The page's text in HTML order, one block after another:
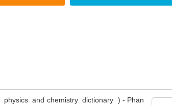
physics and chemistry dictionary ) - Phan